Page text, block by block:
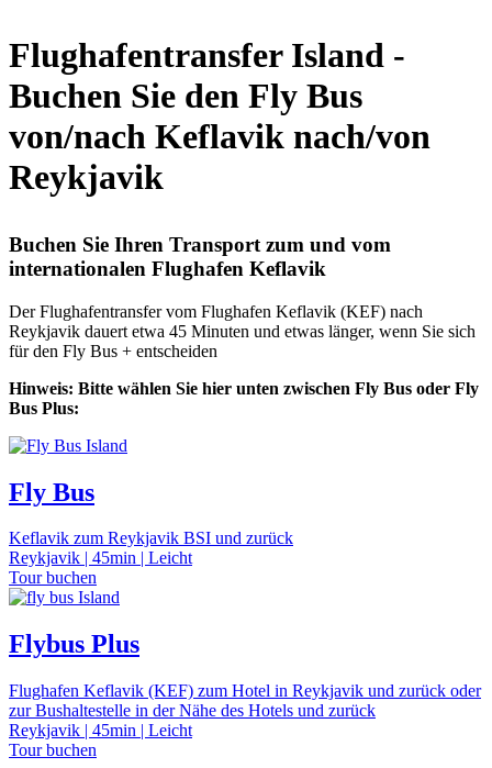
Flughafentransfer Island -
Buchen Sie den Fly Bus
von/nach Keflavik nach/von
Reykjavik
Buchen Sie Ihren Transport zum und vom
internationalen Flughafen Keflavik
Der Flughafentransfer vom Flughafen Keflavik (KEF) nach
Reykjavik dauert etwa 45 Minuten und etwas länger, wenn Sie sich
für den Fly Bus + entscheiden
Hinweis: Bitte wählen Sie hier unten zwischen Fly Bus oder Fly
Bus Plus:
Fly Bus
Keflavik zum Reykjavik BSI und zurück
Reykjavik | 45min | Leicht
Tour buchen
Flybus Plus
Flughafen Keflavik (KEF) zum Hotel in Reykjavik und zurück oder
zur Bushaltestelle in der Nähe des Hotels und zurück
Reykjavik | 45min | Leicht
Tour buchen